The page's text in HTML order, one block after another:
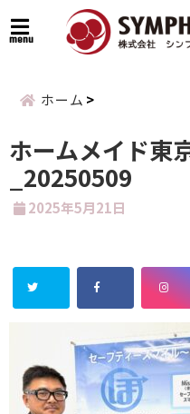
menu
ホーム
ホームメイド東
_20250509
2025年5月21日